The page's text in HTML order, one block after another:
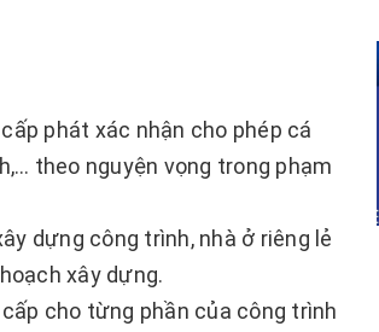
phát xác nhận cho phép cá
theo nguyện vọng trong phạm
dựng công trình, nhà ở riêng lẻ
xây dựng.
cấp cho từng phần của công trình